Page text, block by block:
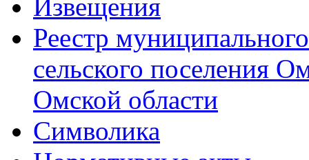
Извещения
Реестр
сельского поселения
Омской области
Символика